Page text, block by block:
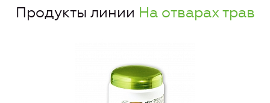
Продукты линии На отварах трав